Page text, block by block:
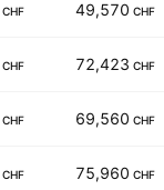
CHF 49,570 CHF
CHF 72,423 CHF
CHF 69,560 CHF
CHF 75,960 CHF